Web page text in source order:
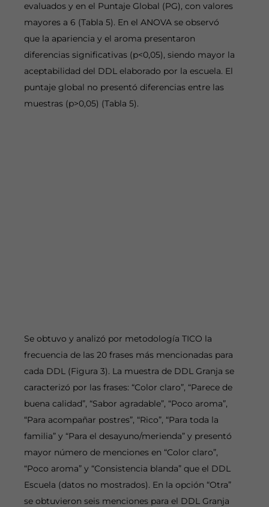
evaluados y en el Puntaje Global (PG), con valores
mayores a 6 (Tabla 5). En el ANOVA se observó
que la apariencia y el aroma presentaron
diferencias significativas (p<0,05), siendo mayor la
aceptabilidad del DDL elaborado por la escuela. El
puntaje global no presentó diferencias entre las
muestras (p>0,05) (Tabla 5).
Se obtuvo y analizó por metodología TICO la
frecuencia de las 20 frases más mencionadas para
cada DDL (Figura 3). La muestra de DDL Granja se
caracterizó por las frases: “Color claro”, “Parece de
buena calidad”, “Sabor agradable”, “Poco aroma”,
“Para acompañar postres”, “Rico”, “Para toda la
familia” y “Para el desayuno/merienda” y presentó
mayor número de menciones en “Color claro”,
“Poco aroma” y “Consistencia blanda” que el DDL
Escuela (datos no mostrados). En la opción “Otra”
se obtuvieron seis menciones para el DDL Granja